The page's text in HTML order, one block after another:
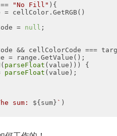
"No Fill"
=
null
( parseFloat
parseFloat
sum: ${sum} `